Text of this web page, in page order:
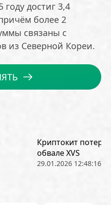
году достиг 3,4
более 2
связаны с
из Северной Кореи.
Криптокит
обвале XVS
29.01.2026 12:48:16